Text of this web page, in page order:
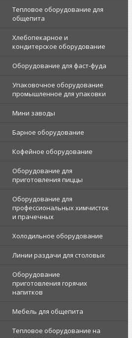
Тепловое оборудование для
общепита
Хлебопекарное и
кондитерское оборудование
Оборудование для фаст-фуда
Упаковочное оборудование
промышленное для упаковки
Мини заводы
Барное оборудование
Кофейное оборудование
Оборудование для
приготовления пиццы
Оборудование для
профессиональных химчисток
и прачечных
Холодильное оборудование
Линии раздачи для столовых
Оборудование
приготовления горячих
напитков
Мебель для общепита
Тепловое оборудование на